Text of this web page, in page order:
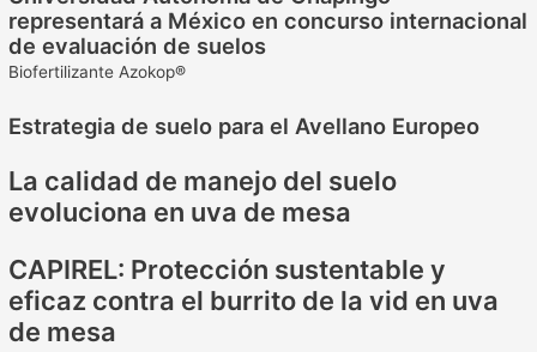
representará a México en concurso internacional
de evaluación de suelos
Biofertilizante Azokop®
Estrategia de suelo para el Avellano Europeo
La calidad de manejo del suelo
evoluciona en uva de mesa
CAPIREL: Protección sustentable y
eficaz contra el burrito de la vid en uva
de mesa